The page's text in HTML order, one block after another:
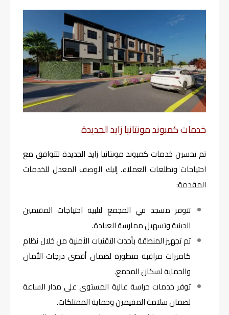
خدمات كمبوند مونتانيا زايد الجديدة
تم تحسين خدمات كمبوند مونتانيا زايد الجديدة لتتوافق مع
احتياجات وتطلعات العملاء. إليك الوصف المعدل للخدمات
المقدمة:
تتوفر مسجد في المجمع لتلبية احتياجات المقيمين
الدينية وتسهيل ممارسة العبادة.
تم تجهيز المنطقة بأحدث التقنيات الأمنية من خلال نظام
كاميرات مراقبة متطورة لضمان أقصى درجات الأمان
والحماية لسكان المجمع.
توفر خدمات حراسة عالية المستوى على مدار الساعة
لضمان سلامة المقيمين وحماية الممتلكات.